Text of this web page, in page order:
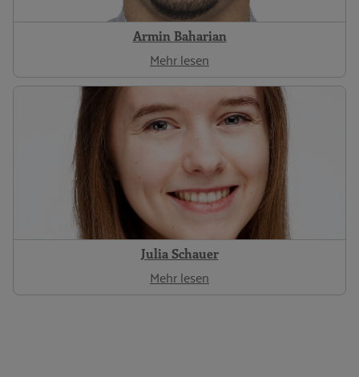
Armin Baharian
Mehr lesen
Julia Schauer
Mehr lesen